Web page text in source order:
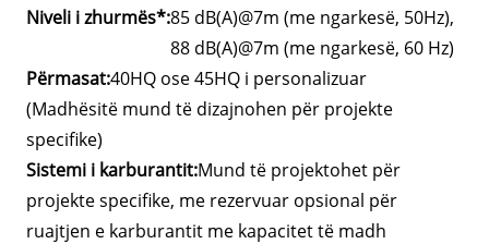
Niveli i zhurmës*:85 dB(A)@7m (me ngarkesë, 50Hz),
88 dB(A)@7m (me ngarkesë, 60 Hz)
Përmasat:40HQ ose 45HQ i personalizuar
(Madhësitë mund të dizajnohen për projekte
specifike)
Sistemi i karburantit:Mund të projektohet për
projekte specifike, me rezervuar opsional për
ruajtjen e karburantit me kapacitet të madh